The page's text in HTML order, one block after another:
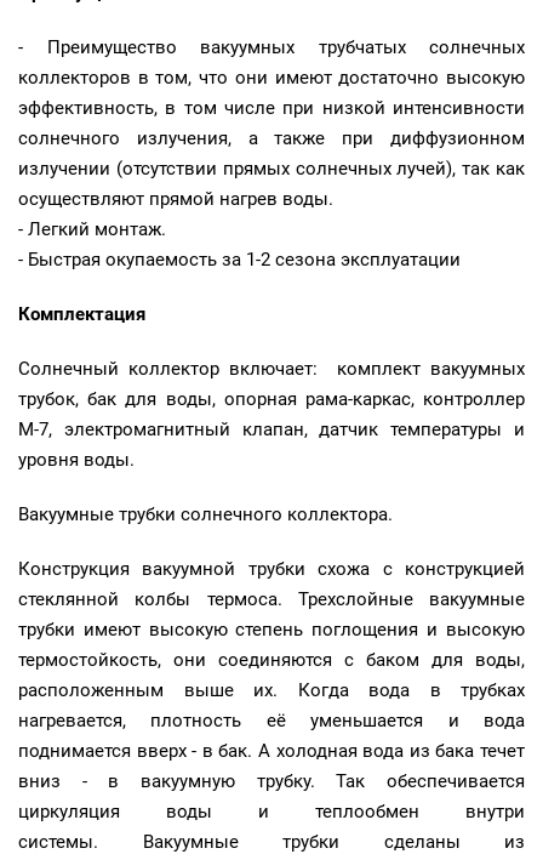
- Преимущество вакуумных трубчатых солнечных
коллекторов в том, что они имеют достаточно высокую
эффективность, в том числе при низкой интенсивности
солнечного излучения, а также при диффузионном
излучении (отсутствии прямых солнечных лучей), так как
осуществляют прямой нагрев воды.
- Легкий монтаж.
- Быстрая окупаемость за 1-2 сезона эксплуатации
Комплектация
Солнечный коллектор включает: комплект вакуумных
трубок, бак для воды, опорная рама-каркас, контроллер
М-7, электромагнитный клапан, датчик температуры и
уровня воды.
Вакуумные трубки солнечного коллектора.
Конструкция вакуумной трубки схожа с конструкцией
стеклянной колбы термоса. Трехслойные вакуумные
трубки имеют высокую степень поглощения и высокую
термостойкость, они соединяются с баком для воды,
расположенным выше их. Когда вода в трубках
нагревается, плотность её уменьшается и вода
поднимается вверх - в бак. А холодная вода из бака течет
вниз - в вакуумную трубку. Так обеспечивается
циркуляция воды и теплообмен внутри
системы. Вакуумные трубки сделаны из